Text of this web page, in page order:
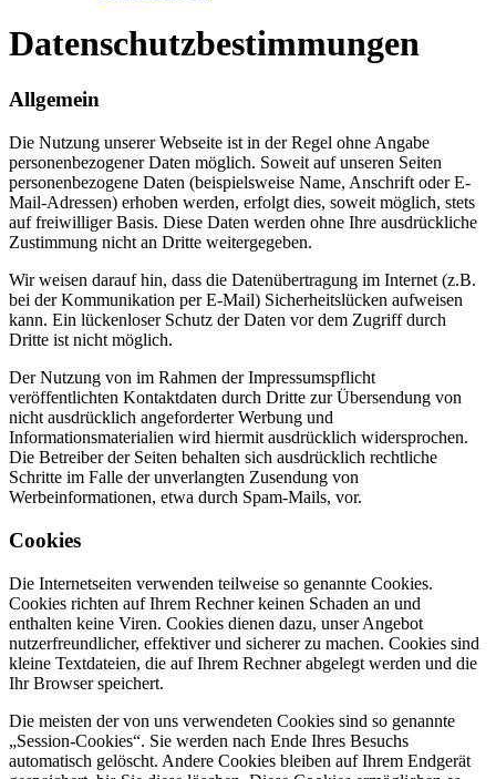
Datenschutzbestimmungen
Allgemein
Die Nutzung unserer Webseite ist in der Regel ohne Angabe
personenbezogener Daten möglich. Soweit auf unseren Seiten
personenbezogene Daten (beispielsweise Name, Anschrift oder E-
Mail-Adressen) erhoben werden, erfolgt dies, soweit möglich, stets
auf freiwilliger Basis. Diese Daten werden ohne Ihre ausdrückliche
Zustimmung nicht an Dritte weitergegeben.
Wir weisen darauf hin, dass die Datenübertragung im Internet (z.B.
bei der Kommunikation per E-Mail) Sicherheitslücken aufweisen
kann. Ein lückenloser Schutz der Daten vor dem Zugriff durch
Dritte ist nicht möglich.
Der Nutzung von im Rahmen der Impressumspflicht
veröffentlichten Kontaktdaten durch Dritte zur Übersendung von
nicht ausdrücklich angeforderter Werbung und
Informationsmaterialien wird hiermit ausdrücklich widersprochen.
Die Betreiber der Seiten behalten sich ausdrücklich rechtliche
Schritte im Falle der unverlangten Zusendung von
Werbeinformationen, etwa durch Spam-Mails, vor.
Cookies
Die Internetseiten verwenden teilweise so genannte Cookies.
Cookies richten auf Ihrem Rechner keinen Schaden an und
enthalten keine Viren. Cookies dienen dazu, unser Angebot
nutzerfreundlicher, effektiver und sicherer zu machen. Cookies sind
kleine Textdateien, die auf Ihrem Rechner abgelegt werden und die
Ihr Browser speichert.
Die meisten der von uns verwendeten Cookies sind so genannte
„Session-Cookies“. Sie werden nach Ende Ihres Besuchs
automatisch gelöscht. Andere Cookies bleiben auf Ihrem Endgerät